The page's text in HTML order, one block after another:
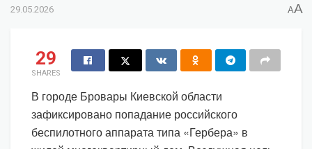
29.05.2026 AA
29
SHARES
В городе Бровары Киевской области
зафиксировано попадание российского
беспилотного аппарата типа «Гербера» в